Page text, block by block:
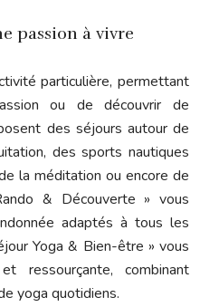
passion à vivre
particulière, permettant
ou de découvrir de
des séjours autour de
des sports nautiques
la méditation ou encore de
& Découverte » vous
adaptés à tous les
Yoga & Bien-être » vous
ressourçante, combinant
yoga quotidiens.